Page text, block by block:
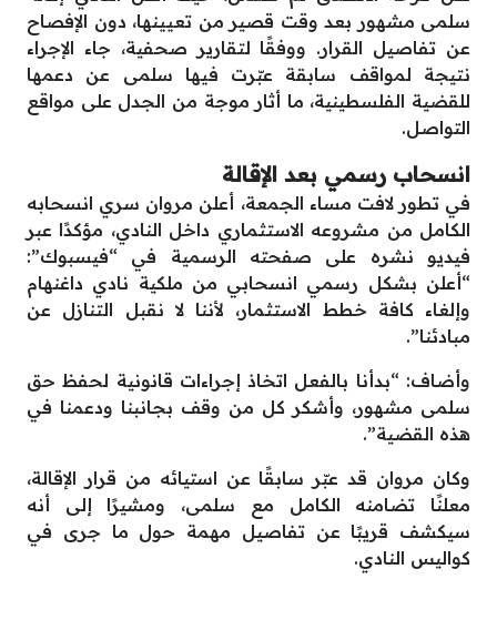
سلمى مشهور بعد وقت قصير من تعيينها، دون الإفصاح
عن تفاصيل القرار. ووفقًا لتقارير صحفية، جاء الإجراء
نتيجة لمواقف سابقة عبّرت فيها سلمى عن دعمها
للقضية الفلسطينية، ما أثار موجة من الجدل على مواقع
التواصل.
انسحاب رسمي بعد الإقالة
في تطور لافت مساء الجمعة، أعلن مروان سري انسحابه
الكامل من مشروعه الاستثماري داخل النادي، مؤكدًا عبر
فيديو نشره على صفحته الرسمية في “فيسبوك”:
“أعلن بشكل رسمي انسحابي من ملكية نادي داغنهام
وإلغاء كافة خطط الاستثمار، لأننا لا نقبل التنازل عن
مبادئنا”.
وأضاف: “بدأنا بالفعل اتخاذ إجراءات قانونية لحفظ حق
سلمى مشهور، وأشكر كل من وقف بجانبنا ودعمنا في
هذه القضية”.
وكان مروان قد عبّر سابقًا عن استيائه من قرار الإقالة،
معلنًا تضامنه الكامل مع سلمى، ومشيرًا إلى أنه
سيكشف قريبًا عن تفاصيل مهمة حول ما جرى في
كواليس النادي.